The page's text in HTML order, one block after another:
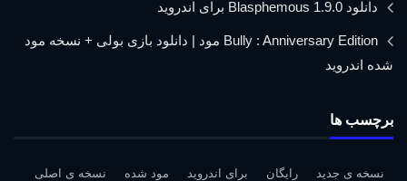
دانلود Blasphemous 1.9.0 برای اندروید
Bully : Anniversary Edition مود | دانلود بازی بولی + نسخه مود
شده اندروید
برچسب ها
نسخه ی جدید رایگان برای اندروید مود شده نسخه ی اصلی